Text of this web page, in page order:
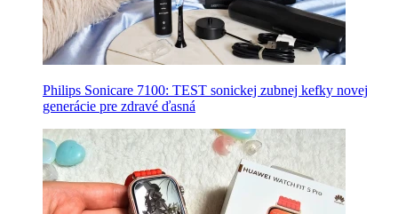
Philips Sonicare 7100: TEST sonickej zubnej kefky novej
generácie pre zdravé ďasná